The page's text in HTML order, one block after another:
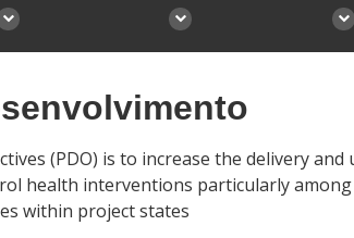
(PDO) is to increase the delivery
health interventions particularly
within project states